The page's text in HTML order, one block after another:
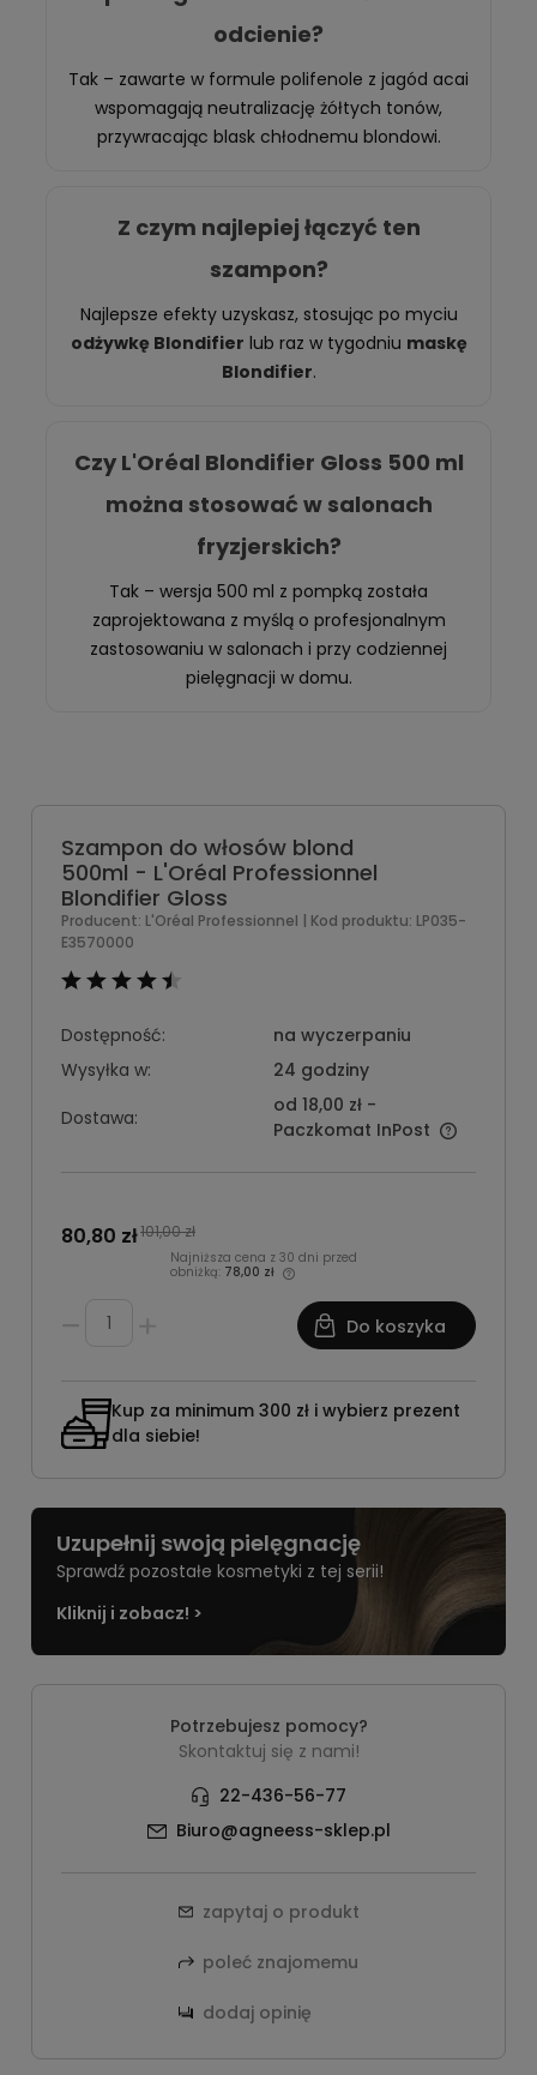
odcienie?
Tak – zawarte w formule polifenole z jagód acai
wspomagają neutralizację żółtych tonów,
przywracając blask chłodnemu blondowi.
Z czym najlepiej łączyć ten
szampon?
Najlepsze efekty uzyskasz, stosując po myciu
odżywkę Blondifier lub raz w tygodniu maskę
Blondifier.
Czy L'Oréal Blondifier Gloss 500 ml
można stosować w salonach
fryzjerskich?
Tak – wersja 500 ml z pompką została
zaprojektowana z myślą o profesjonalnym
zastosowaniu w salonach i przy codziennej
pielęgnacji w domu.
Szampon do włosów blond
500ml - L'Oréal Professionnel
Blondifier Gloss
Producent: L'Oréal Professionnel | Kod produktu: LP035-
E3570000
Dostępność:
na wyczerpaniu
Wysyłka w:
24 godziny
Dostawa:
od 18,00 zł -
Paczkomat InPost
80,80 zł101,00 zł
Najniższa cena z 30 dni przed
obniżką: 78,00 zł
Do koszyka
Kup za minimum 300 zł i wybierz prezent
dla siebie!
Uzupełnij swoją pielęgnację
Sprawdź pozostałe kosmetyki z tej serii!
Kliknij i zobacz! >
Potrzebujesz pomocy?
Skontaktuj się z nami!
22-436-56-77
Biuro@agneess-sklep.pl
zapytaj o produkt
poleć znajomemu
dodaj opinię